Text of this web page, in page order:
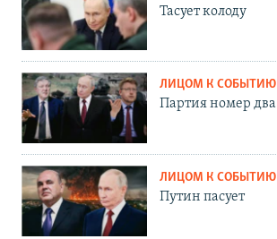
Тасует колоду
ЛИЦОМ К СОБЫТИЮ
Партия номер два
ЛИЦОМ К СОБЫТИЮ
Путин пасует